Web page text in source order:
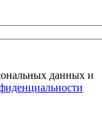
данных и